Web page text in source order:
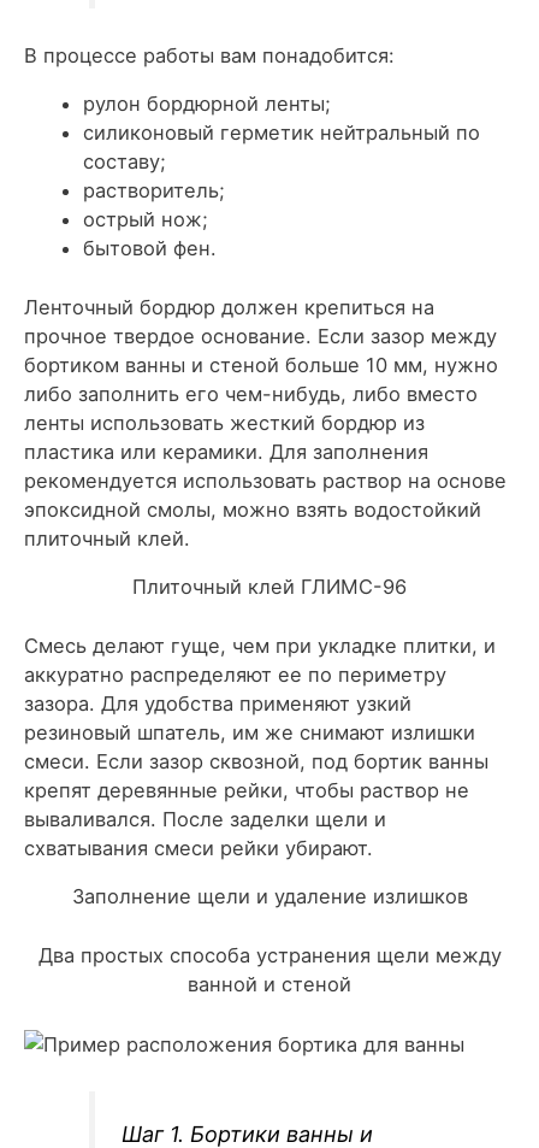
В процессе работы вам понадобится:
рулон бордюрной ленты;
силиконовый герметик нейтральный по
составу;
растворитель;
острый нож;
бытовой фен.
Ленточный бордюр должен крепиться на
прочное твердое основание. Если зазор между
бортиком ванны и стеной больше 10 мм, нужно
либо заполнить его чем-нибудь, либо вместо
ленты использовать жесткий бордюр из
пластика или керамики. Для заполнения
рекомендуется использовать раствор на основе
эпоксидной смолы, можно взять водостойкий
плиточный клей.
Плиточный клей ГЛИМС-96
Смесь делают гуще, чем при укладке плитки, и
аккуратно распределяют ее по периметру
зазора. Для удобства применяют узкий
резиновый шпатель, им же снимают излишки
смеси. Если зазор сквозной, под бортик ванны
крепят деревянные рейки, чтобы раствор не
вываливался. После заделки щели и
схватывания смеси рейки убирают.
Заполнение щели и удаление излишков
Два простых способа устранения щели между
ванной и стеной
Шаг 1. Бортики ванны и